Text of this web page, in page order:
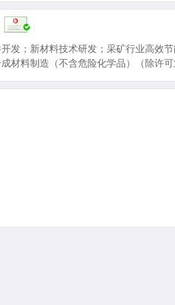
发；新材料技术研发；采矿行业高效
材料制造（不含危险化学品）（除许